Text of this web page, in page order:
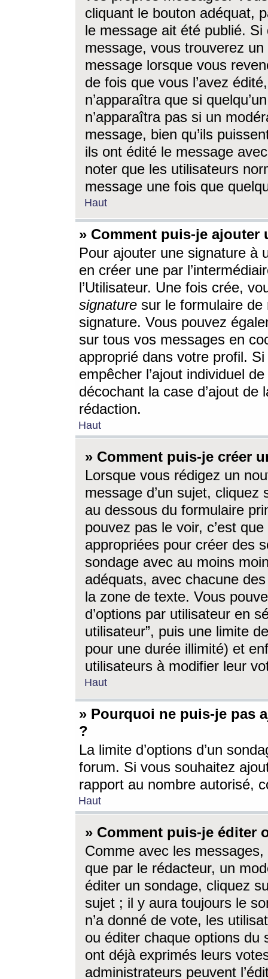
cliquant le bouton adéquat,
le message ait été publié. Si
message, vous trouverez
message lorsque vous
de fois que vous l’avez
n’apparaîtra que si
n’apparaîtra pas si un
message, bien qu’ils
ils ont édité le message
noter que les utilisateurs
message une fois que
Haut
» Comment puis-je ajouter
Pour ajouter une signature à
en créer une par
l’Utilisateur. Une fois crée,
signature sur le formulaire de
signature. Vous pouvez
sur tous vos messages en
approprié dans votre profil.
empêcher l’ajout individuel
décochant la case d’ajout
rédaction.
Haut
» Comment puis-je créer
Lorsque vous rédigez un
message d’un sujet, cliquez
au dessous du formulaire
pouvez pas le voir, c’est
appropriées pour créer des
sondage avec au moins
adéquats, avec chacune
la zone de texte. Vous
d’options par utilisateur en
utilisateur”, puis une limite
pour une durée illimité) et
utilisateurs à modifier leur
Haut
» Pourquoi ne puis-je pas
?
La limite d’options d’un
forum. Si vous souhaitez
rapport au nombre autorisé,
Haut
» Comment puis-je éditer
Comme avec les
que par le rédacteur, un
éditer un sondage, cliquez
sujet ; il y aura toujours le
n’a donné de vote, les
ou éditer chaque options du
ont déjà exprimés leurs
administrateurs peuvent